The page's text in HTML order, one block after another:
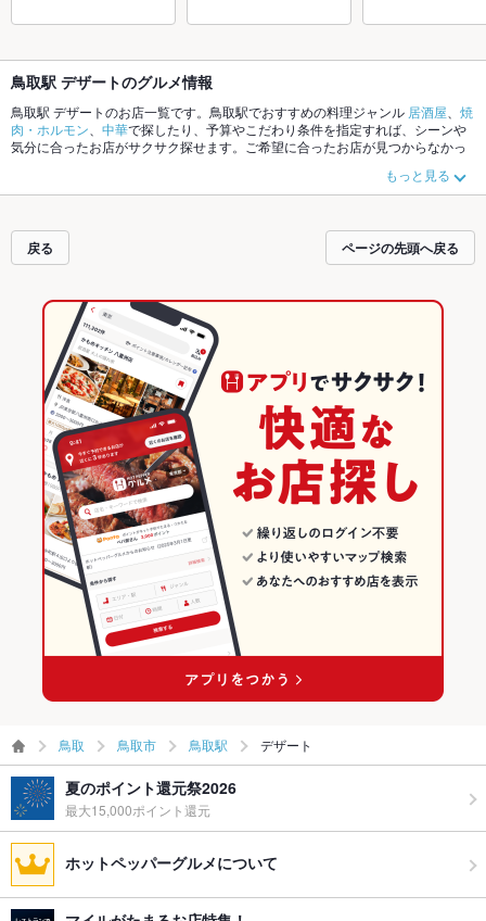
鳥取駅 デザートのグルメ情報
鳥取駅 デザートのお店一覧です。鳥取駅でおすすめの料理ジャンル 居酒屋
焼
肉・ホルモン
中華で探したり、予算やこだわり条件を指定すれば、シーンや
気分に合ったお店がサクサク探せます。ご希望に合ったお店が見つからなかっ
ください。ホットペッパーグルメなら、お得なクーポンはもちろん、こだわり
メニューからあげ、お茶漬け、手羽先や季節のおすすめ料理など、お店の最新
お店も拡大中です。友達どうしの飲み会にも、会社の宴会にも、デートやパー
ティーにもお得に便利にホットペッパーグルメをご利用ください。
もっと見る
戻る ページの先頭へ戻る
鳥取 鳥取市 鳥取駅 デザート
夏のポイント還元祭2026
最大15,000ポイント還元
ホットペッパーグルメについて